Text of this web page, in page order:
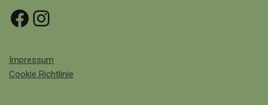
Impressum
Cookie Richtlinie